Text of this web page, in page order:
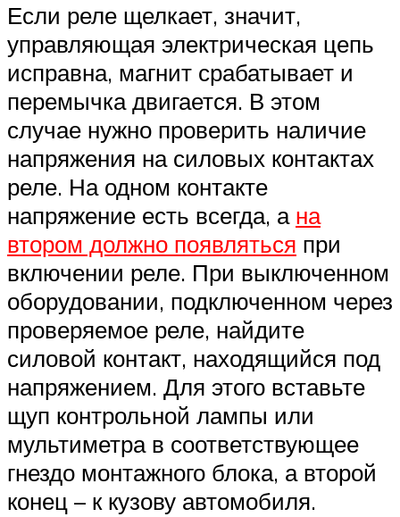
Если реле щелкает, значит,
управляющая электрическая цепь
исправна, магнит срабатывает и
перемычка двигается. В этом
случае нужно проверить наличие
напряжения на силовых контактах
реле. На одном контакте
напряжение есть всегда, а на
втором должно появляться при
включении реле. При выключенном
оборудовании, подключенном через
проверяемое реле, найдите
силовой контакт, находящийся под
напряжением. Для этого вставьте
щуп контрольной лампы или
мультиметра в соответствующее
гнездо монтажного блока, а второй
конец – к кузову автомобиля.